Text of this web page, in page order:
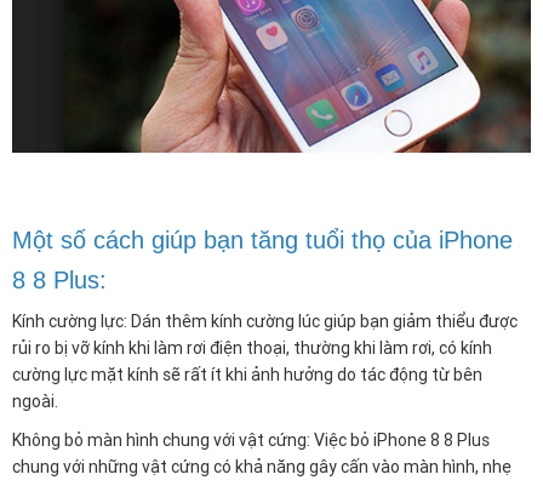
Một số cách giúp bạn tăng tuổi thọ của iPhone
8 8 Plus:
Kính cường lực: Dán thêm kính cường lúc giúp bạn giảm thiểu được
rủi ro bị vỡ kính khi làm rơi điện thoại, thường khi làm rơi, có kính
cường lực mặt kính sẽ rất ít khi ảnh hưởng do tác động từ bên
ngoài.
Không bỏ màn hình chung với vật cứng: Việc bỏ iPhone 8 8 Plus
chung với những vật cứng có khả năng gây cấn vào màn hình, nhẹ